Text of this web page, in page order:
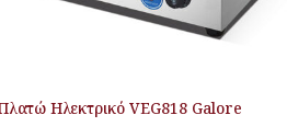
Ηλεκτρικό VEG818 Galore